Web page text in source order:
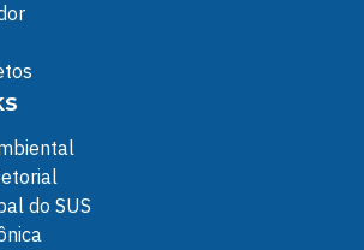
do SUS